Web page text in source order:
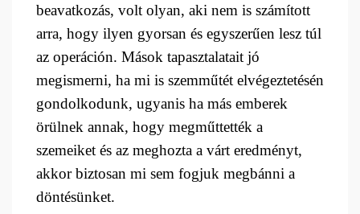
beavatkozás, volt olyan, aki nem is számított
arra, hogy ilyen gyorsan és egyszerűen lesz túl
az operáción. Mások tapasztalatait jó
megismerni, ha mi is szemműtét elvégeztetésén
gondolkodunk, ugyanis ha más emberek
örülnek annak, hogy megműttették a
szemeiket és az meghozta a várt eredményt,
akkor biztosan mi sem fogjuk megbánni a
döntésünket.